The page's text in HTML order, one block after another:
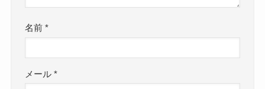
名前*
メール*